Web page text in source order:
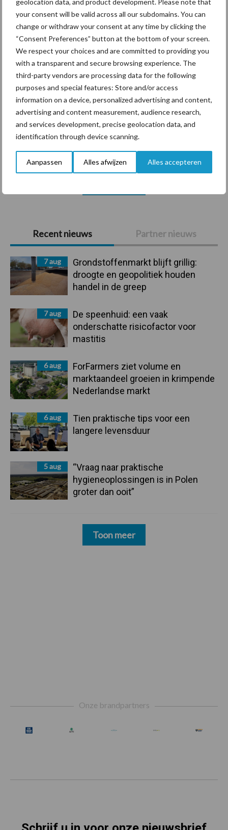
geolocation data, and product development. Please note that
your consent will be valid across all our subdomains. You can
change or withdraw your consent at any time by clicking the
“Consent Preferences” button at the bottom of your screen.
We respect your choices and are committed to providing you
with a transparent and secure browsing experience. The
third-party vendors are processing data for the following
purposes and special features: Store and/or access
information on a device, personalized advertising and content,
advertising and content measurement, audience research,
and services development, precise geolocation data, and
identification through device scanning.
Aanpassen Alles afwijzen Alles accepteren
Primaire
Sidebar
Recent nieuws Partner nieuws
7 aug
Grondstoffenmarkt blijft grillig:
droogte en geopolitiek houden
handel in de greep
7 aug
De speenhuid: een vaak
onderschatte risicofactor voor
mastitis
6 aug
ForFarmers ziet volume en
marktaandeel groeien in krimpende
Nederlandse markt
6 aug
Tien praktische tips voor een
langere levensduur
5 aug
“Vraag naar praktische
hygieneoplossingen is in Polen
groter dan ooit”
Toon meer
Themapagina's
Diergezondheid Bemesting Fokkerij
Beregening Bijproducten
Onze brandpartners